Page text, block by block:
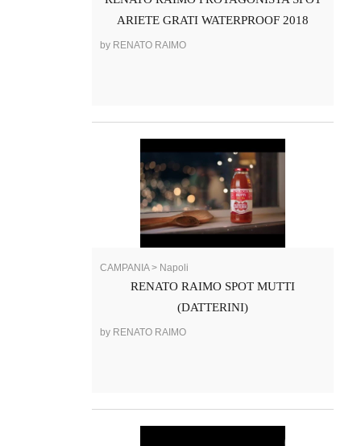
ARIETE GRATI WATERPROOF 2018
by RENATO RAIMO
CAMPANIA > Napoli
RENATO RAIMO SPOT MUTTI
(DATTERINI)
by RENATO RAIMO